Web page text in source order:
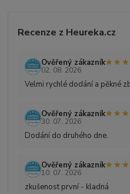
Recenze z Heureka.cz
Ověřený zákazník
02. 08. 2026
Velmi rychlé dodání a pěkné
Ověřený zákazník
30. 07. 2026
Dodání do druhého dne.
Ověřený zákazník
10. 07. 2026
zkušenost první - kladná